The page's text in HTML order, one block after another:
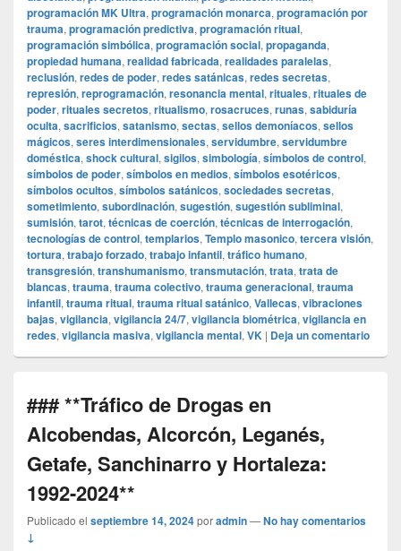
programación MK Ultra, programación monarca, programación por
trauma, programación predictiva, programación ritual,
programación simbólica, programación social, propaganda,
propiedad humana, realidad fabricada, realidades paralelas,
reclusión, redes de poder, redes satánicas, redes secretas,
represión, reprogramación, resonancia mental, rituales, rituales de
poder, rituales secretos, ritualismo, rosacruces, runas, sabiduría
oculta, sacrificios, satanismo, sectas, sellos demoníacos, sellos
mágicos, seres interdimensionales, servidumbre, servidumbre
doméstica, shock cultural, sigilos, simbología, símbolos de control,
símbolos de poder, símbolos en medios, símbolos esotéricos,
símbolos ocultos, símbolos satánicos, sociedades secretas,
sometimiento, subordinación, sugestión, sugestión subliminal,
sumisión, tarot, técnicas de coerción, técnicas de interrogación,
tecnologías de control, templarios, Templo masonico, tercera visión,
tortura, trabajo forzado, trabajo infantil, tráfico humano,
transgresión, transhumanismo, transmutación, trata, trata de
blancas, trauma, trauma colectivo, trauma generacional, trauma
infantil, trauma ritual, trauma ritual satánico, Vallecas, vibraciones
bajas, vigilancia, vigilancia 24/7, vigilancia biométrica, vigilancia en
redes, vigilancia masiva, vigilancia mental, VK | Deja un comentario
### **Tráfico de Drogas en
Alcobendas, Alcorcón, Leganés,
Getafe, Sanchinarro y Hortaleza:
1992-2024**
Publicado el septiembre 14, 2024poradmin—No hay comentarios
↓